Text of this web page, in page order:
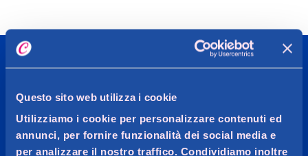
Questo sito web utilizza i cookie
Utilizziamo i cookie per personalizzare contenuti ed
annunci, per fornire funzionalità dei social media e
per analizzare il nostro traffico. Condividiamo inoltre
CADDY'S
OGGI MI VOGLIO BENE